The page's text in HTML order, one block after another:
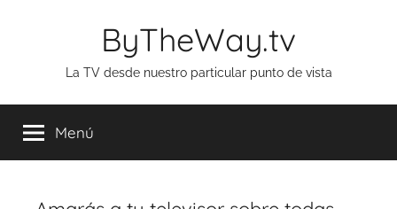
ByTheWay.tv
La TV desde nuestro particular punto de vista
Menú